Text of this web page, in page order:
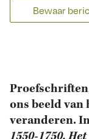
Bewaar
ons beeld
veranderen.